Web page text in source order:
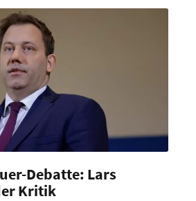
Mehrwertsteuer und
Signal.
Debatte: Lars
Kritik